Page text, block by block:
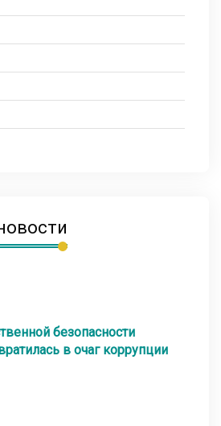
безопасности
в очаг коррупции